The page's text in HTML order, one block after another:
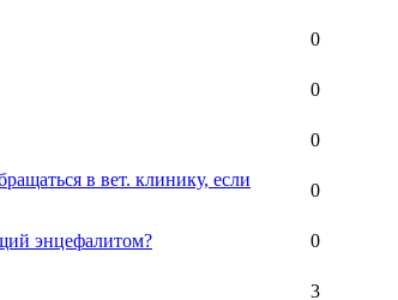
0
0
0
в вет. клинику, если
0
энцефалитом? 0
3